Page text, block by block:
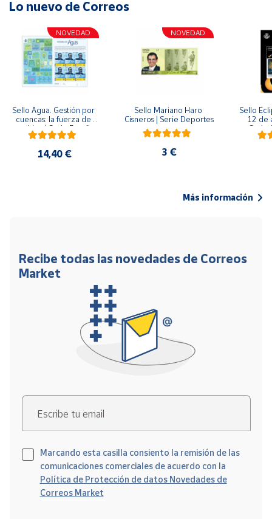
Lo nuevo de Correos
NOVEDAD
Sello Agua. Gestión por
cuencas: la fuerza de
una idea.| Serie España
ES| Pliego Premium
14,40 €
NOVEDAD
Sello Mariano Haro
Cisneros | Serie Deportes
3 €
Sello
12 de
Serie
Más información
Recibe todas las novedades de Correos
Market
Escribe tu email
Marcando esta casilla consiento la remisión de las
comunicaciones comerciales de acuerdo con la
Política de Protección de datos Novedades de
Correos Market